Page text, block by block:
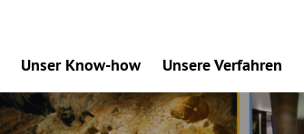
Unser Know-how Unsere Verfahren